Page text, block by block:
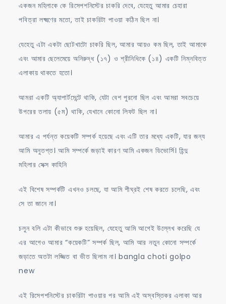
একজন মহিলাকে কে রিসেপশনিস্টের চাকরি দেবে, যেহেতু আমার চেহারা
পবিত্রা লক্ষ্মণের মতো, তাই চাকরিটা পাওয়া কঠিন ছিল না।
যেহেতু এটা একটা ছোটখাটো চাকরি ছিল, আমার আয়ও কম ছিল, তাই আমাকে
এবং আমার ছেলেমেয়ে অনিরুদ্ধ (১৭) ও শ্রীনিধিকে (১৪) একটি নিম্নবিত্ত
এলাকায় থাকতে হতো।
আমরা একটি অ্যাপার্টমেন্টে থাকি, যেটা বেশ পুরনো ছিল এবং আমরা সবচেয়ে
উপরের তলায় (৫ম) থাকি, যেখানে কোনো লিফট ছিল না।
আমার এ পর্যন্ত কয়েকটি সম্পর্ক হয়েছে এবং এটি তার মধ্যে একটি, যার জন্য
আমি অনুতপ্ত। আমি সম্পর্কে জড়াই কারণ আমি একজন ডিভোর্সি। হিন্দু
মহিলার সেক্স কাহিনি
এই বিশেষ সম্পর্কটি এখনও চলছে, যা আমি শীঘ্রই শেষ করতে চলেছি, এবং
সে তা জানে না।
চলুন বলি এটা কীভাবে শুরু হয়েছিল, যেহেতু আমি আগেই উল্লেখ করেছি যে
এর আগেও আমার “কয়েকটি” সম্পর্ক ছিল, আমি আর নতুন কোনো সম্পর্কে
জড়াতে অতটা লজ্জিত বা ভীত ছিলাম না। bangla choti golpo
new
এই রিসেপশনিস্টের চাকরিটা পাওয়ার পর আমি এই অস্বস্তিকর এলাকা আর